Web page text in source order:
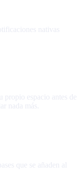
nativas
propio espacio antes de
nada más.
que se añaden al